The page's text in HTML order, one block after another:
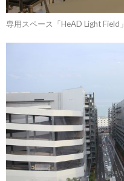
専用スペース「HeAD Light Field」